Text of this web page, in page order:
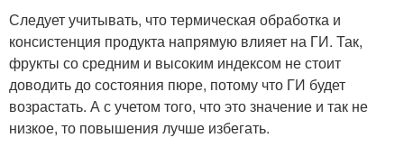
Следует учитывать, что термическая обработка и
консистенция продукта напрямую влияет на ГИ. Так,
фрукты со средним и высоким индексом не стоит
доводить до состояния пюре, потому что ГИ будет
возрастать. А с учетом того, что это значение и так не
низкое, то повышения лучше избегать.